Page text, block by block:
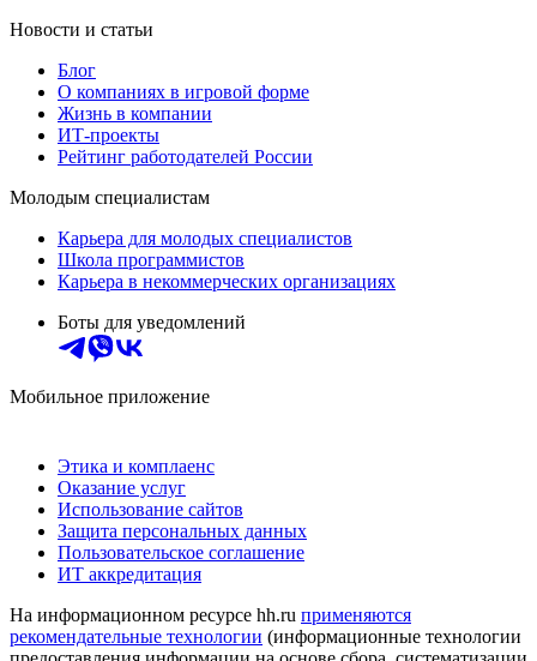
Новости и статьи
Блог
О компаниях в игровой форме
Жизнь в компании
ИТ-проекты
Рейтинг работодателей России
Молодым специалистам
Карьера для молодых специалистов
Школа программистов
Карьера в некоммерческих организациях
Боты для уведомлений
Мобильное приложение
Этика и комплаенс
Оказание услуг
Использование сайтов
Защита персональных данных
Пользовательское соглашение
ИТ аккредитация
На информационном ресурсе hh.ru применяются
рекомендательные технологии (информационные технологии